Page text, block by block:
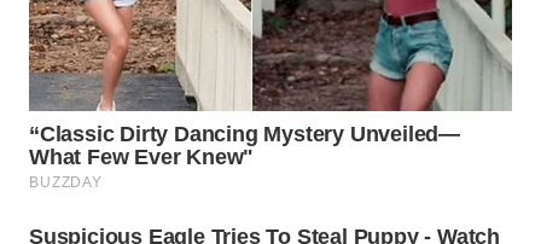
WAHANA
TANI
WAHANA
ADVOKAT
INFRASTRUKTUR